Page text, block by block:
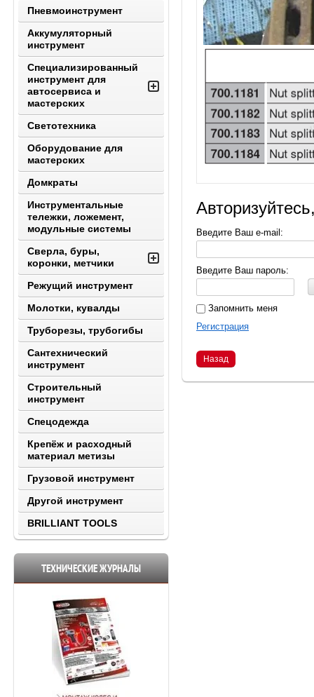
Пневмоинструмент
Аккумуляторный
инструмент
Специализированный
инструмент для
автосервиса и
мастерских
Светотехника
Оборудование для
мастерских
Домкраты
Инструментальные
тележки, ложемент,
модульные системы
Сверла, буры,
коронки, метчики
Режущий инструмент
Молотки, кувалды
Труборезы, трубогибы
Сантехнический
инструмент
Строительный
инструмент
Спецодежда
Крепёж и расходный
материал метизы
Грузовой инструмент
Другой инструмент
BRILLIANT TOOLS
ТЕХНИЧЕСКИЕ ЖУРНАЛЫ
Введите Ваш e-mail:
Введите Ваш пароль:
Запомнить меня
Регистрация
Назад